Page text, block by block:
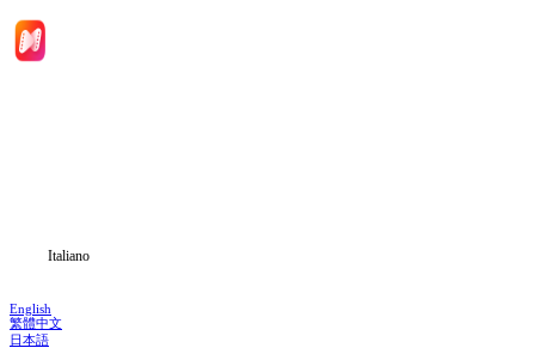
Italiano
English
繁體中文
日本語